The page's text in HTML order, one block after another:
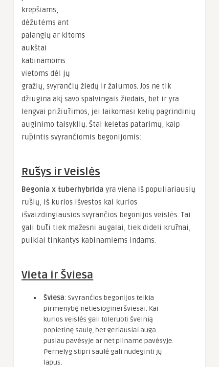
krepšiams,
dėžutėms ant
palangių ar kitoms
aukštai
kabinamoms
vietoms dėl jų
gražių, svyrančių žiedų ir žalumos. Jos ne tik
džiugina akį savo spalvingais žiedais, bet ir yra
lengvai prižiūrimos, jei laikomasi kelių pagrindinių
auginimo taisyklių. Štai keletas patarimų, kaip
rūpintis svyrančiomis begonijomis:
Rūšys ir Veislės
Begonia x tuberhybrida yra viena iš populiariausių
rūšių, iš kurios išvestos kai kurios
išvaizdingiausios svyrančios begonijos veislės. Tai
gali būti tiek mažesni augalai, tiek dideli krūmai,
puikiai tinkantys kabinamiems indams.
Vieta ir Šviesa
Šviesa: Svyrančios begonijos teikia
pirmenybę netiesioginei šviesai. Kai
kurios veislės gali toleruoti švelnią
popietinę saulę, bet geriausiai auga
pusiau pavėsyje ar net pilname pavėsyje.
Pernelyg stipri saulė gali nudeginti jų
lapus.